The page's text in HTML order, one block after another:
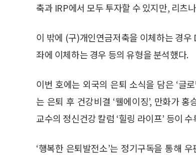
축과 IRP에서 모두 투자할 수 있지만, 리츠
이 밖에 (구)개인연금저축을 이체하는 경
좌에 이체하는 경우 등의 유형을 분석했다.
이번 호에는 외국의 은퇴 소식을 담은 ‘글
는 은퇴 후 건강비결 ‘웰에이징’, 만화가
교수의 정신건강 칼럼 ‘힐링 라이프’ 등이
‘행복한 은퇴발전소’는 정기구독을 통해